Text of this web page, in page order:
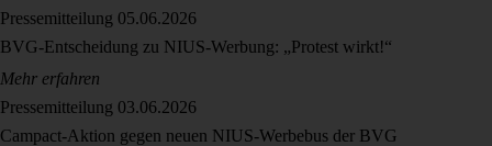
Pressemitteilung 05.06.2026
BVG-Entscheidung zu NIUS-Werbung: „Protest wirkt!“
Mehr erfahren
Pressemitteilung 03.06.2026
Campact-Aktion gegen neuen NIUS-Werbebus der BVG